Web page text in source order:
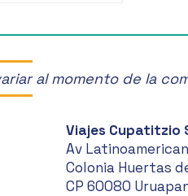
al momento de la
Viajes Cupatitzio
Av
Colonia Huertas
CP 60080